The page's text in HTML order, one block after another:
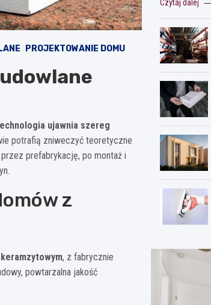
PROJEKTOWANIE DOMU
ujawnia szereg
potrafią zniweczyć teoretyczne
prefabrykację, po montaż i
z
, z fabrycznie
powtarzalna jakość
Czytaj dalej